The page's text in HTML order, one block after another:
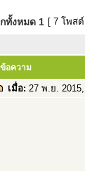
ทั้งหมด 1 [ 7 โพสต์
ข้อความ
เมื่อ: 27 พ.ย.